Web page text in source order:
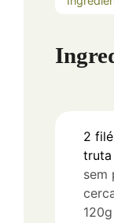
2 filé
truta
sem